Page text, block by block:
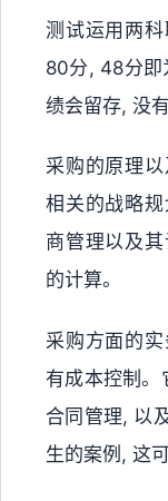
测试运用两
80分, 48分即
绩会留存, 没
采购的原理
相关的战略
商管理以及
的计算。
采购方面的
有成本控制
合同管理, 以
生的案例, 这